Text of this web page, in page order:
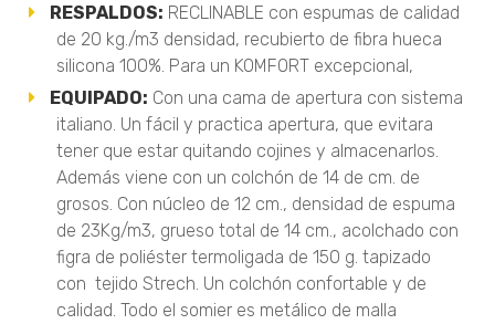
RESPALDOS: RECLINABLE con espumas de calidad
de 20 kg./m3 densidad, recubierto de fibra hueca
silicona 100%. Para un KOMFORT excepcional,
EQUIPADO: Con una cama de apertura con sistema
italiano. Un fácil y practica apertura, que evitara
tener que estar quitando cojines y almacenarlos.
Además viene con un colchón de 14 de cm. de
grosos. Con núcleo de 12 cm., densidad de espuma
de 23Kg/m3, grueso total de 14 cm., acolchado con
figra de poliéster termoligada de 150 g. tapizado
con tejido Strech. Un colchón confortable y de
calidad. Todo el somier es metálico de malla